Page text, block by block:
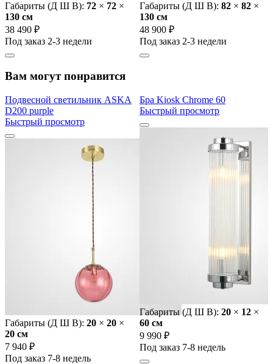
Габариты (Д Ш В): 72 × 72 ×
130 cм
38 490 ₽
Под заказ 2-3 недели
Габариты (Д Ш В): 82 × 82 ×
130 cм
48 900 ₽
Под заказ 2-3 недели
Вам могут понравится
Подвесной светильник ASKA
D200 purple
Быстрый просмотр
Габариты (Д Ш В): 20 × 20 ×
20 cм
7 940 ₽
Под заказ 7-8 недель
Бра Kiosk Chrome 60
Быстрый просмотр
Габариты (Д Ш В): 20 × 12 ×
60 cм
9 990 ₽
Под заказ 7-8 недель